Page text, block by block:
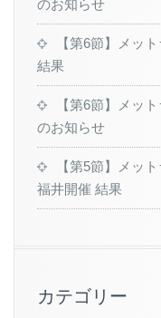
のお知らせ
【第6節】メッ
結果
【第6節】メッ
のお知らせ
【第5節】メッ
福井開催 結果
カテゴリー